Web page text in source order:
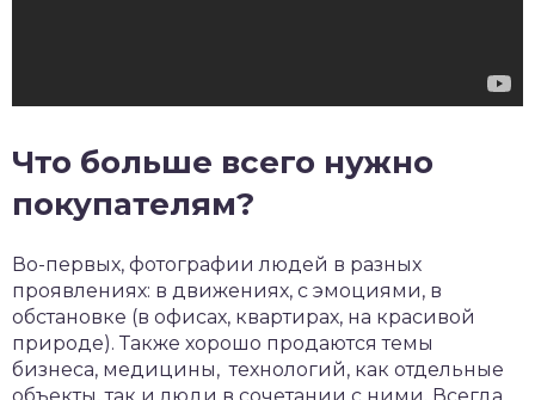
Что больше всего нужно
покупателям?
Во-первых, фотографии людей в разных
проявлениях: в движениях, с эмоциями, в
обстановке (в офисах, квартирах, на красивой
природе). Также хорошо продаются темы
бизнеса, медицины, технологий, как отдельные